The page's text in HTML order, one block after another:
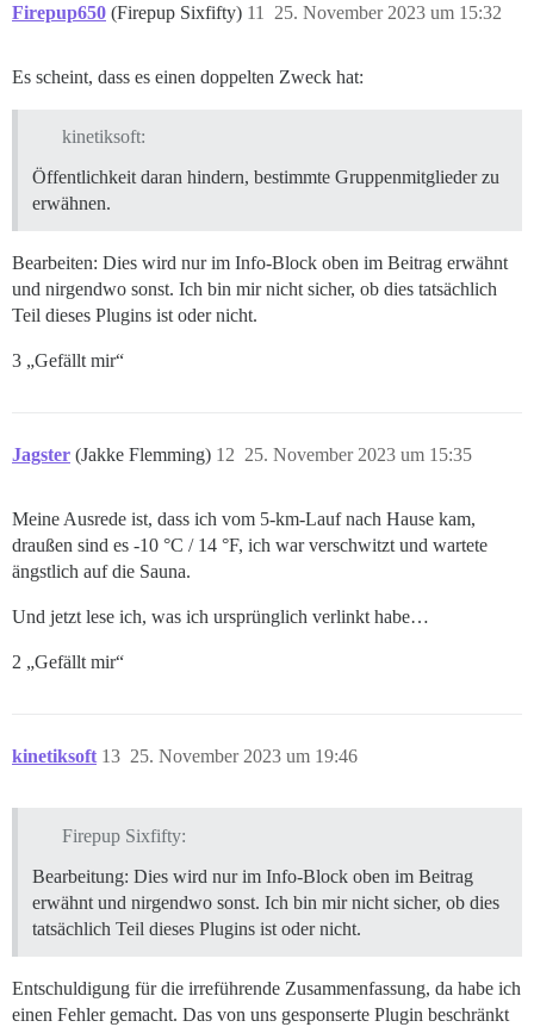
Firepup650 (Firepup Sixfifty) 25. November 2023 um 15:32
11
Es scheint, dass es einen doppelten Zweck hat:
kinetiksoft:
Öffentlichkeit daran hindern, bestimmte Gruppenmitglieder zu
erwähnen.
Bearbeiten: Dies wird nur im Info-Block oben im Beitrag erwähnt
und nirgendwo sonst. Ich bin mir nicht sicher, ob dies tatsächlich
Teil dieses Plugins ist oder nicht.
3 „Gefällt mir“
Jagster (Jakke Flemming) 25. November 2023 um 15:35
12
Meine Ausrede ist, dass ich vom 5-km-Lauf nach Hause kam,
draußen sind es -10 °C / 14 °F, ich war verschwitzt und wartete
ängstlich auf die Sauna.
Und jetzt lese ich, was ich ursprünglich verlinkt habe…
2 „Gefällt mir“
kinetiksoft 25. November 2023 um 19:46
13
Firepup Sixfifty:
Bearbeitung: Dies wird nur im Info-Block oben im Beitrag
erwähnt und nirgendwo sonst. Ich bin mir nicht sicher, ob dies
tatsächlich Teil dieses Plugins ist oder nicht.
Entschuldigung für die irreführende Zusammenfassung, da habe ich
einen Fehler gemacht. Das von uns gesponserte Plugin beschränkt